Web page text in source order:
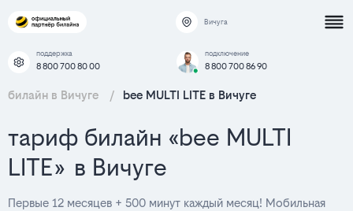
Вичуга
поддержка
8 800 700 80 00
подключение
8 800 700 86 90
билайн в Вичуге / bee MULTI LITE в Вичуге
тариф билайн «bee MULTI
LITE» в Вичуге
Первые 12 месяцев + 500 минут каждый месяц! Мобильная